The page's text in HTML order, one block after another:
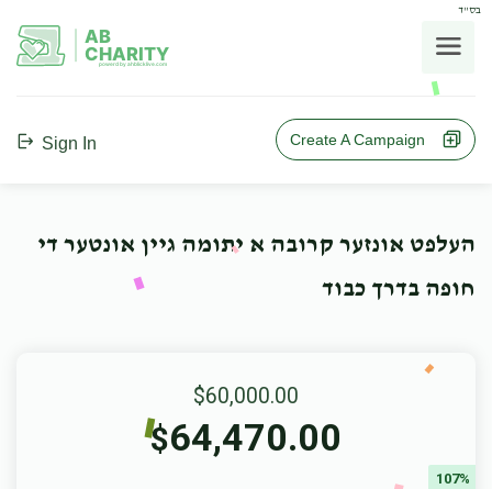
בס"ד
AB
CHARITY
powerd by ahblicklive.com
Sign In Create A Campaign
העלפט אונזער קרובה א יתומה גיין אונטער די
חופה בדרך כבוד
$60,000.00
$64,470.00
107%